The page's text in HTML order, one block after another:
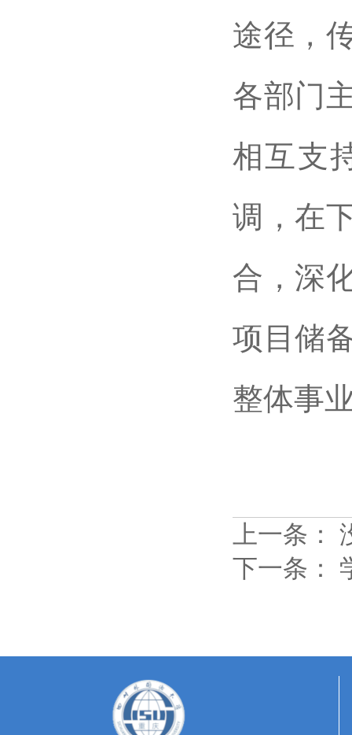
途径，
各部门
相互支
调，在
合，深
项目储
整体事
上一条：
下一条：